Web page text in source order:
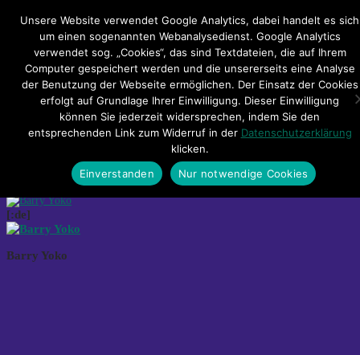
Impressum Datenschutzerklärung
Teilnahmebedingungen
Sitemap
Kontakt
[:de]Barry Yoko – Säch
worüm[:pl]Barry Yoko – Säch
worüm[:]
[:de]
Barry Yoko
Hauptmenü
Unsere Website verwendet Google Analytics, dabei handelt es sich
um einen sogenannten Webanalysedienst. Google Analytics
verwendet sog. „Cookies“, das sind Textdateien, die auf Ihrem
Computer gespeichert werden und die unsererseits eine Analyse
der Benutzung der Webseite ermöglichen. Der Einsatz der Cookies
erfolgt auf Grundlage Ihrer Einwilligung. Dieser Einwilligung
können Sie jederzeit widersprechen, indem Sie den
entsprechenden Link zum Widerruf in der Datenschutzerklärung
klicken.
Einverstanden
Nur notwendige Cookies